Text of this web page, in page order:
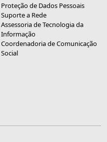
Proteção de Dados Pessoais
Suporte a Rede
Assessoria de Tecnologia da
Informação
Coordenadoria de Comunicação
Social